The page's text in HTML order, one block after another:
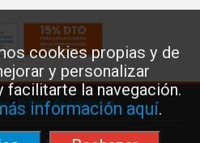
cookies propias y de
y personalizar
la navegación.
información aquí.
·Política de privacidad